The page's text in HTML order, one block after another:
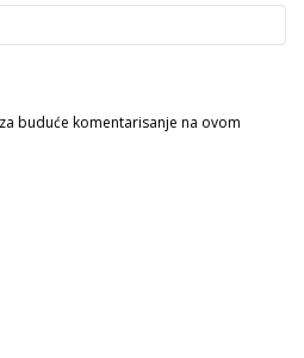
buduće komentarisanje na ovom